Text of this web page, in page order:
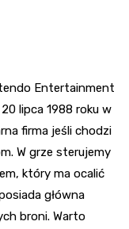
Entertainment
lipca 1988 roku w
firma jeśli chodzi
W grze sterujemy
który ma ocalić
główna
broni. Warto